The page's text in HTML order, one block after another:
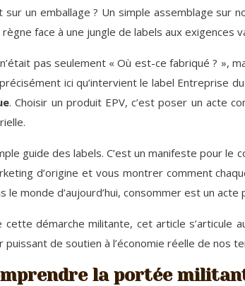
un emballage ? Un simple assemblage sur
face à une jungle de labels aux exigences
pas seulement « Où est-ce fabriqué ? »,
ici qu’intervient le label Entreprise
. Choisir un produit EPV, c’est poser un acte
guide des labels. C’est un manifeste pour
d’origine et vous montrer comment
le monde d’aujourd’hui, consommer est un acte
cette démarche militante, cet article
puissant de soutien à l’économie réelle de nos
la portée